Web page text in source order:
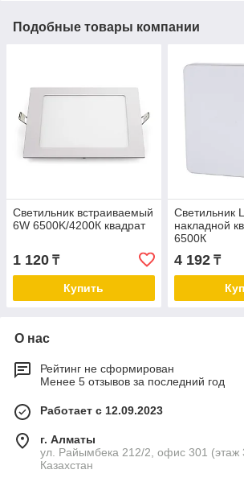
Подобные товары компании
Светильник встраиваемый
6W 6500K/4200К квадрат
1 120 ₸
Купить
Светильник
накладной
6500К
4 192₸
О нас
Рейтинг не сформирован
Менее 5 отзывов за последний год
Работает с 12.09.2023
г. Алматы
ул. Райымбека 212/2, офис 301 (этаж
Казахстан